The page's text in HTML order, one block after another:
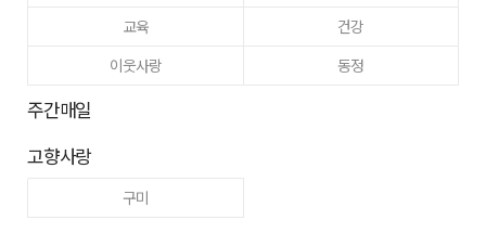
교육
건강
이웃사랑
동정
주간매일
고향사랑
구미